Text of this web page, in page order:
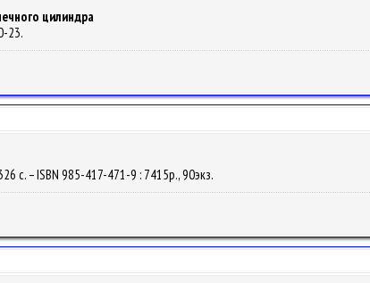
цилиндра
23.
с. – ISBN 985-417-471-9 : 7415р., 90экз.